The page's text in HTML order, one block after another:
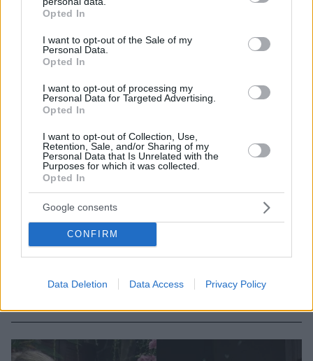
grant or deny consent to Google and its third-party tags to
use your data for below specified purposes in below Google
consent section.
Opted In
I want to opt-out of the Sale of my
Personal Data.
Opted In
I want to opt-out of processing my
Personal Data for Targeted Advertising.
Opted In
I want to opt-out of Collection, Use,
Retention, Sale, and/or Sharing of my
Personal Data that Is Unrelated with the
Purposes for which it was collected.
Opted In
Google consents
CONFIRM
Data Deletion Data Access Privacy Policy
Βίντεο: Σπάνια δημόσια εμφάνιση της Μελάνια Τραμπ -
Αναφέρθηκε στην προσωπική ιστορία της ως πρώην
μετανάστρια
υπερασπίζεστε τα δικαιώματά σας» είπε η πρώην
15.12.2023, 19:32